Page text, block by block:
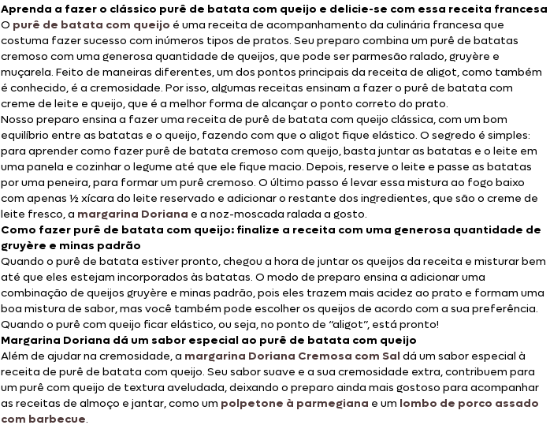
Aprenda a fazer o clássico purê de batata com queijo e delicie-se com essa receita francesa
O purê de batata com queijo é uma receita de acompanhamento da culinária francesa que
costuma fazer sucesso com inúmeros tipos de pratos. Seu preparo combina um purê de batatas
cremoso com uma generosa quantidade de queijos, que pode ser parmesão ralado, gruyère e
muçarela. Feito de maneiras diferentes, um dos pontos principais da receita de aligot, como também
é conhecido, é a cremosidade. Por isso, algumas receitas ensinam a fazer o purê de batata com
creme de leite e queijo, que é a melhor forma de alcançar o ponto correto do prato.
Nosso preparo ensina a fazer uma receita de purê de batata com queijo clássica, com um bom
equilíbrio entre as batatas e o queijo, fazendo com que o aligot fique elástico. O segredo é simples:
para aprender como fazer purê de batata cremoso com queijo, basta juntar as batatas e o leite em
uma panela e cozinhar o legume até que ele fique macio. Depois, reserve o leite e passe as batatas
por uma peneira, para formar um purê cremoso. O último passo é levar essa mistura ao fogo baixo
com apenas ½ xícara do leite reservado e adicionar o restante dos ingredientes, que são o creme de
leite fresco, a margarina Doriana e a noz-moscada ralada a gosto.
Como fazer purê de batata com queijo: finalize a receita com uma generosa quantidade de
gruyère e minas padrão
Quando o purê de batata estiver pronto, chegou a hora de juntar os queijos da receita e misturar bem
até que eles estejam incorporados às batatas. O modo de preparo ensina a adicionar uma
combinação de queijos gruyère e minas padrão, pois eles trazem mais acidez ao prato e formam uma
boa mistura de sabor, mas você também pode escolher os queijos de acordo com a sua preferência.
Quando o purê com queijo ficar elástico, ou seja, no ponto de “aligot”, está pronto!
Margarina Doriana dá um sabor especial ao purê de batata com queijo
Além de ajudar na cremosidade, a margarina Doriana Cremosa com Sal dá um sabor especial à
receita de purê de batata com queijo. Seu sabor suave e a sua cremosidade extra, contribuem para
um purê com queijo de textura aveludada, deixando o preparo ainda mais gostoso para acompanhar
as receitas de almoço e jantar, como um polpetone à parmegiana e um lombo de porco assado
com barbecue.